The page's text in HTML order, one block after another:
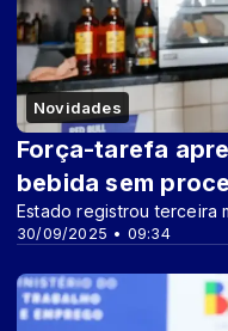
Novidades
30/09/2025 • 09:34
Força-tarefa
bebida sem
Estado registrou terceira